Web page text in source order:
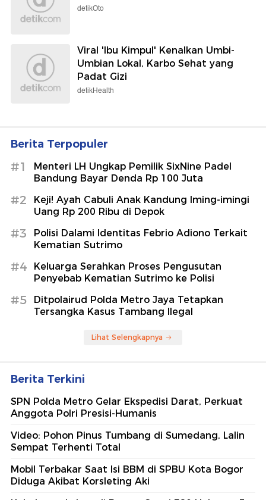
detikOto
Viral 'Ibu Kimpul' Kenalkan Umbi-
Umbian Lokal, Karbo Sehat yang
Padat Gizi
detikHealth
Berita Terpopuler
#1
Menteri LH Ungkap Pemilik SixNine Padel
Bandung Bayar Denda Rp 100 Juta
#2
Keji! Ayah Cabuli Anak Kandung Iming-imingi
Uang Rp 200 Ribu di Depok
#3
Polisi Dalami Identitas Febrio Adiono Terkait
Kematian Sutrimo
#4
Keluarga Serahkan Proses Pengusutan
Penyebab Kematian Sutrimo ke Polisi
#5
Ditpolairud Polda Metro Jaya Tetapkan
Tersangka Kasus Tambang Ilegal
Lihat Selengkapnya
Berita Terkini
SPN Polda Metro Gelar Ekspedisi Darat, Perkuat
Anggota Polri Presisi-Humanis
Video: Pohon Pinus Tumbang di Sumedang, Lalin
Sempat Terhenti Total
Mobil Terbakar Saat Isi BBM di SPBU Kota Bogor
Diduga Akibat Korsleting Aki